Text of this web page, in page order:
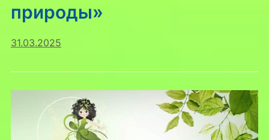
природы»
31.03.2025